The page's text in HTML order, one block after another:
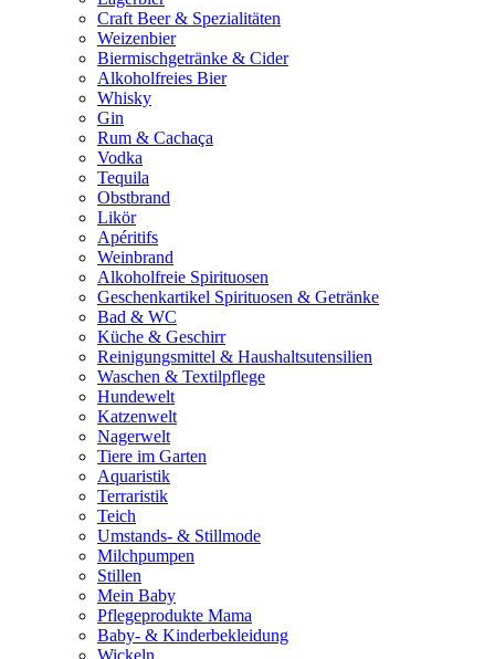
Craft Beer & Spezialitäten
Weizenbier
Biermischgetränke & Cider
Alkoholfreies Bier
Whisky
Gin
Rum & Cachaça
Vodka
Tequila
Obstbrand
Likör
Apéritifs
Weinbrand
Alkoholfreie Spirituosen
Geschenkartikel Spirituosen & Getränke
Bad & WC
Küche & Geschirr
Reinigungsmittel & Haushaltsutensilien
Waschen & Textilpflege
Hundewelt
Katzenwelt
Nagerwelt
Tiere im Garten
Aquaristik
Terraristik
Teich
Umstands- & Stillmode
Milchpumpen
Stillen
Mein Baby
Pflegeprodukte Mama
Baby- & Kinderbekleidung
Wickeln